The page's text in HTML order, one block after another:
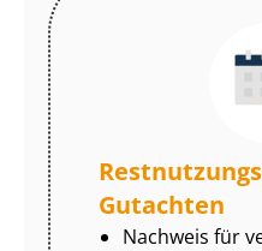
Gutachten
Nachweis für